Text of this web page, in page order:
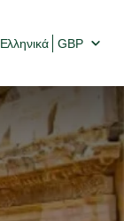
Ελληνικά GBP